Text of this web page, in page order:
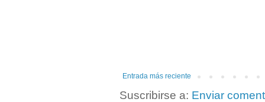
Entrada más reciente
Suscribirse a: Enviar